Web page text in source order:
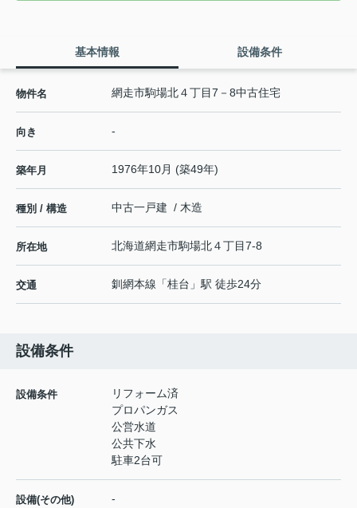
基本情報 設備条件
物件名 網走市駒場北４丁目7－8中古住宅
向き -
築年月 1976年10月 (築49年)
種別 / 構造 中古一戸建 / 木造
所在地 北海道網走市駒場北４丁目7-8
交通 釧網本線 「桂台 」駅 徒歩24分
設備条件
設備条件
リフォーム済
プロパンガス
公営水道
公共下水
駐車2台可
設備(その他) -